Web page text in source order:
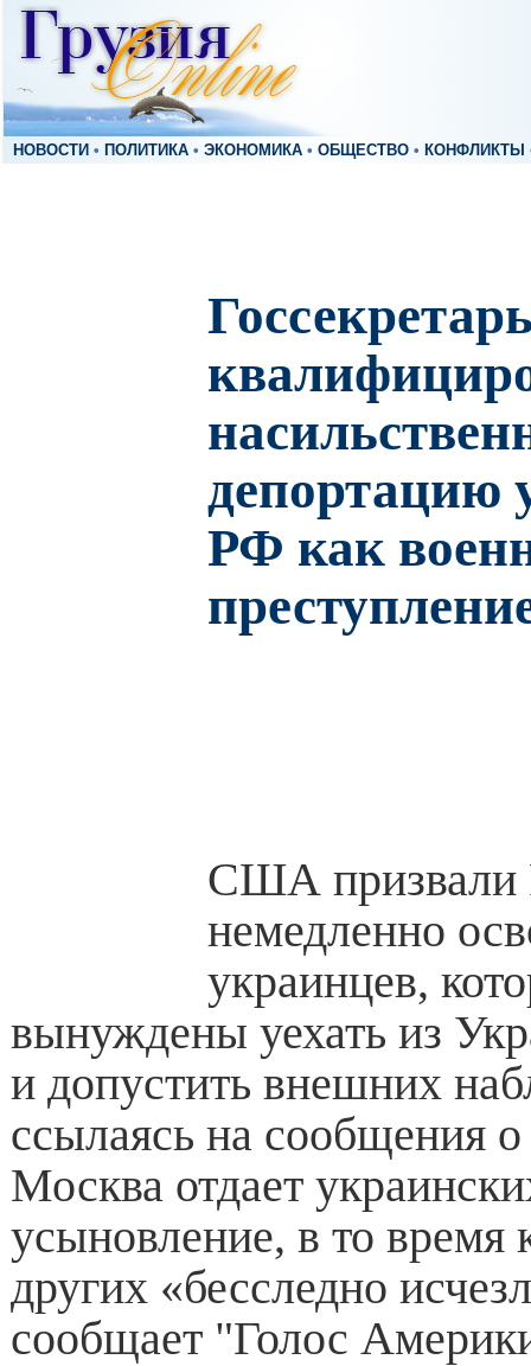
НОВОСТИ • ПОЛИТИКА • ЭКОНОМИКА • ОБЩЕСТВО • КОНФЛИКТЫ
депортацию
РФ как
США призвали
немедленно
украинцев,
вынуждены уехать из
и допустить внешних
ссылаясь на сообщения
Москва отдает
усыновление, в то время
других «бесследно
сообщает "Голос